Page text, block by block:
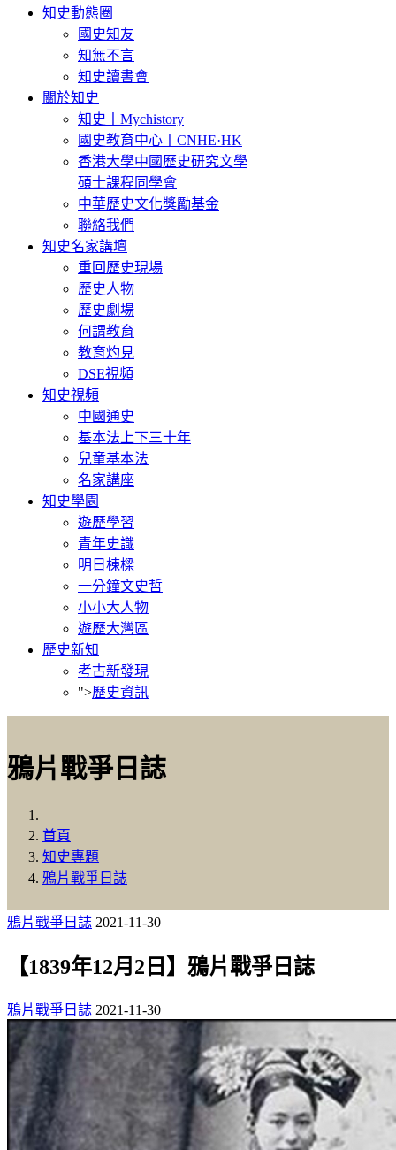
知史動態圈
國史知友
知無不言
知史讀書會
關於知史
知史丨Mychistory
國史教育中心丨CNHE·HK
香港大學中國歷史研究文學
碩士課程同學會
中華歷史文化獎勵基金
聯絡我們
知史名家講壇
重回歷史現場
歷史人物
歷史劇場
何謂教育
教育灼見
DSE視頻
知史視頻
中國通史
基本法上下三十年
兒童基本法
名家講座
知史學園
遊歷學習
青年史識
明日棟樑
一分鐘文史哲
小小大人物
遊歷大灣區
歷史新知
考古新發現
">歷史資訊
鴉片戰爭日誌
首頁
知史專題
鴉片戰爭日誌
鴉片戰爭日誌 2021-11-30
【1839年12月2日】鴉片戰爭日誌
鴉片戰爭日誌 2021-11-30